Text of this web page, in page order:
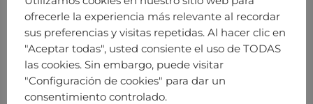
ofrecerle la experiencia más relevante al recordar
sus preferencias y visitas repetidas. Al hacer clic en
"Aceptar todas", usted consiente el uso de TODAS
las cookies. Sin embargo, puede visitar
"Configuración de cookies" para dar un
consentimiento controlado.